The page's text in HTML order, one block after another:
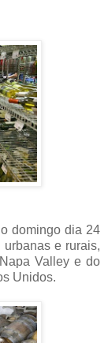
domingo dia 24
e rurais,
Valley e do
Unidos.